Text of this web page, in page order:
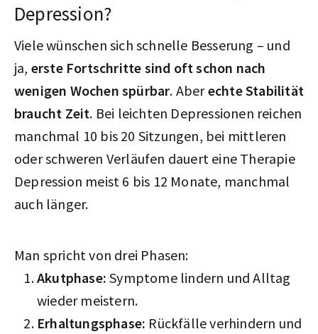
Depression?
Viele wünschen sich schnelle Besserung – und
ja, erste Fortschritte sind oft schon nach
wenigen Wochen spürbar. Aberechte Stabilität
braucht Zeit. Bei leichten Depressionen reichen
manchmal 10 bis 20 Sitzungen, bei mittleren
oder schweren Verläufen dauert eine Therapie
Depression meist 6 bis 12 Monate, manchmal
auch länger.
Man spricht von drei Phasen:
Akutphase: Symptome lindern und Alltag
wieder meistern.
Erhaltungsphase: Rückfälle verhindern und